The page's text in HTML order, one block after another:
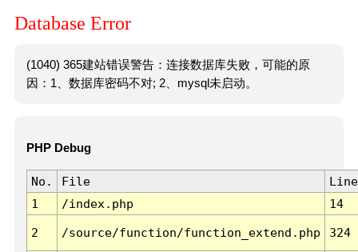
Database Error
(1040) 365建站错误警告：连接数据库失败，可能的原
因：1、数据库密码不对; 2、mysql未启动。
PHP Debug
No. File
Line
1
/index.php 14
2 /source/function/function_extend.php 324